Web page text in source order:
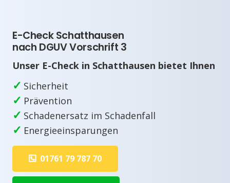
E-Check Schatthausen
nach DGUV Vorschrift 3
Unser E-Check in Schatthausen bietet Ihnen
✓ Sicherheit
✓ Prävention
✓ Schadenersatz im Schadenfall
✓ Energieeinsparungen
01761 79 787 70